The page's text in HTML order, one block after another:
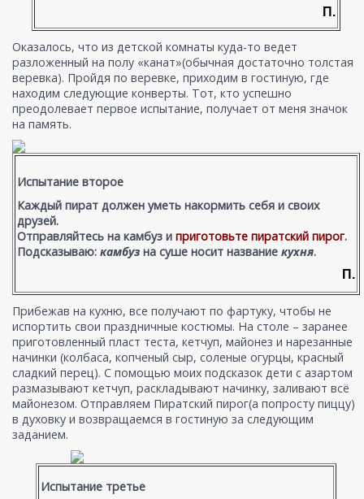
П.
Оказалось, что из детской комнаты куда-то ведет
разложенный на полу «канат»(обычная достаточно толстая
веревка). Пройдя по веревке, приходим в гостиную, где
находим следующие конверты. Тот, кто успешно
преодолевает первое испытание, получает от меня значок
на память.
Испытание второе
Каждый пират должен уметь накормить себя и своих
друзей.
Отправляйтесь на камбуз и приготовьте пиратский пирог.
Подсказываю: камбуз на суше носит название кухня.
П.
Прибежав на кухню, все получают по фартуку, чтобы не
испортить свои праздничные костюмы. На столе – заранее
приготовленный пласт теста, кетчуп, майонез и нарезанные
начинки (колбаса, копченый сыр, соленые огурцы, красный
сладкий перец). С помощью моих подсказок дети с азартом
размазывают кетчуп, раскладывают начинку, заливают всё
майонезом. Отправляем Пиратский пирог(а попросту пиццу)
в духовку и возвращаемся в гостиную за следующим
заданием.
Испытание третье